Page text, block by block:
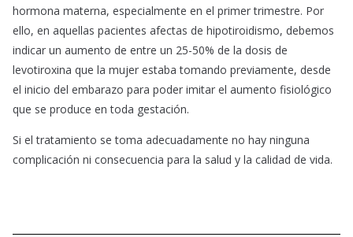
hormona materna, especialmente en el primer trimestre. Por
ello, en aquellas pacientes afectas de hipotiroidismo, debemos
indicar un aumento de entre un 25-50% de la dosis de
levotiroxina que la mujer estaba tomando previamente, desde
el inicio del embarazo para poder imitar el aumento fisiológico
que se produce en toda gestación.
Si el tratamiento se toma adecuadamente no hay ninguna
complicación ni consecuencia para la salud y la calidad de vida.